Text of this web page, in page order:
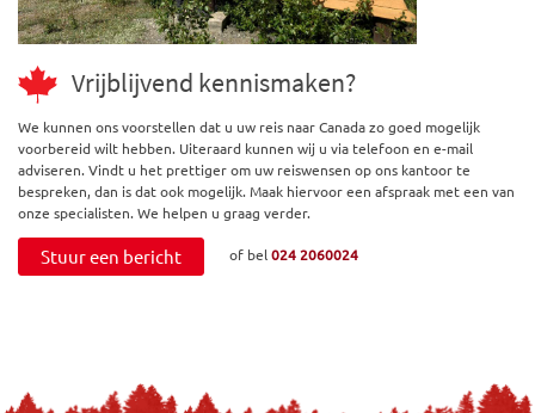
Vrijblijvend kennismaken?
We kunnen ons voorstellen dat u uw reis naar Canada zo goed mogelijk
voorbereid wilt hebben. Uiteraard kunnen wij u via telefoon en e-mail
adviseren. Vindt u het prettiger om uw reiswensen op ons kantoor te
bespreken, dan is dat ook mogelijk. Maak hiervoor een afspraak met een van
onze specialisten. We helpen u graag verder.
Stuur een bericht of bel024 2060024